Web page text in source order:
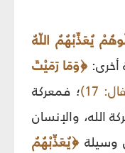
يُعَذِّبْهُمُ اللّهُ
أخرى:﴿وَمَا رَمَيْتَ
17)
؛ فمعركة
الله، والإنسان
وسيلة ﴿يُعَذِّبْهُمُ